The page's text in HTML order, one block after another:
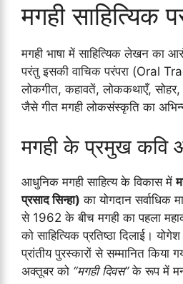
मगही साहित्यिक
मगही भाषा में साहित्यिक लेखन का
परंतु इसकी वाचिक परंपरा (Oral
लोकगीत, कहावतें, लोककथाएँ, सोहर,
जैसे गीत मगही लोकसंस्कृति का
मगही के प्रमुख कवि
आधुनिक मगही साहित्य के विकास में
प्रसाद सिन्हा) का योगदान सर्वाधिक
से 1962 के बीच मगही का पहला
को साहित्यिक प्रतिष्ठा दिलाई।
प्रांतीय पुरस्कारों से सम्मानित
अक्तूबर को “मगही दिवस”के रूप में